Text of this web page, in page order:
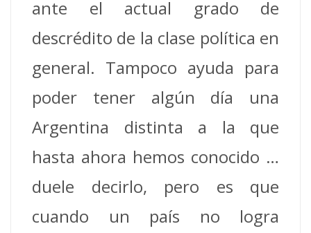
ante el actual grado de
descrédito de la clase política en
general. Tampoco ayuda para
poder tener algún día una
Argentina distinta a la que
hasta ahora hemos conocido …
duele decirlo, pero es que
cuando un país no logra